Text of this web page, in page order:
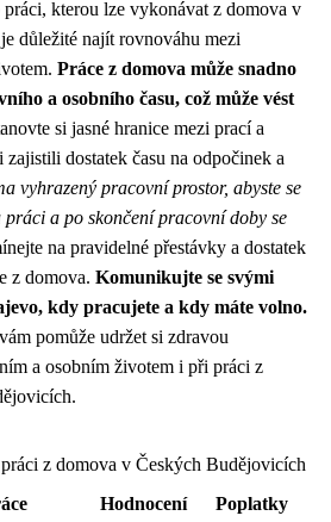
kterou lze vykonávat z domova v
důležité najít rovnováhu mezi
Práce z domova může snadno
a osobního času, což může vést
si jasné hranice mezi prací a
zajistili dostatek času na odpočinek a
vyhrazený pracovní prostor, abyste se
a po skončení pracovní doby se
na pravidelné přestávky a dostatek
z domova. Komunikujte se svými
kdy pracujete a kdy máte volno.
pomůže udržet si zdravou
a osobním životem i při práci z
z domova v Českých Budějovicích
Hodnocení
Poplatky